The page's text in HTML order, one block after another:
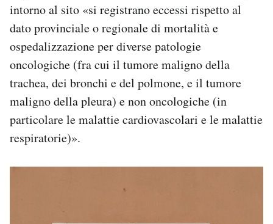
intorno al sito «si registrano eccessi rispetto al
dato provinciale o regionale di mortalità e
ospedalizzazione per diverse patologie
oncologiche (fra cui il tumore maligno della
trachea, dei bronchi e del polmone, e il tumore
maligno della pleura) e non oncologiche (in
particolare le malattie cardiovascolari e le malattie
respiratorie)».